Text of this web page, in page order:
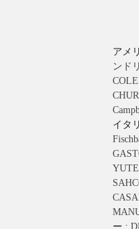
アメ
ンド
イタ
ー :